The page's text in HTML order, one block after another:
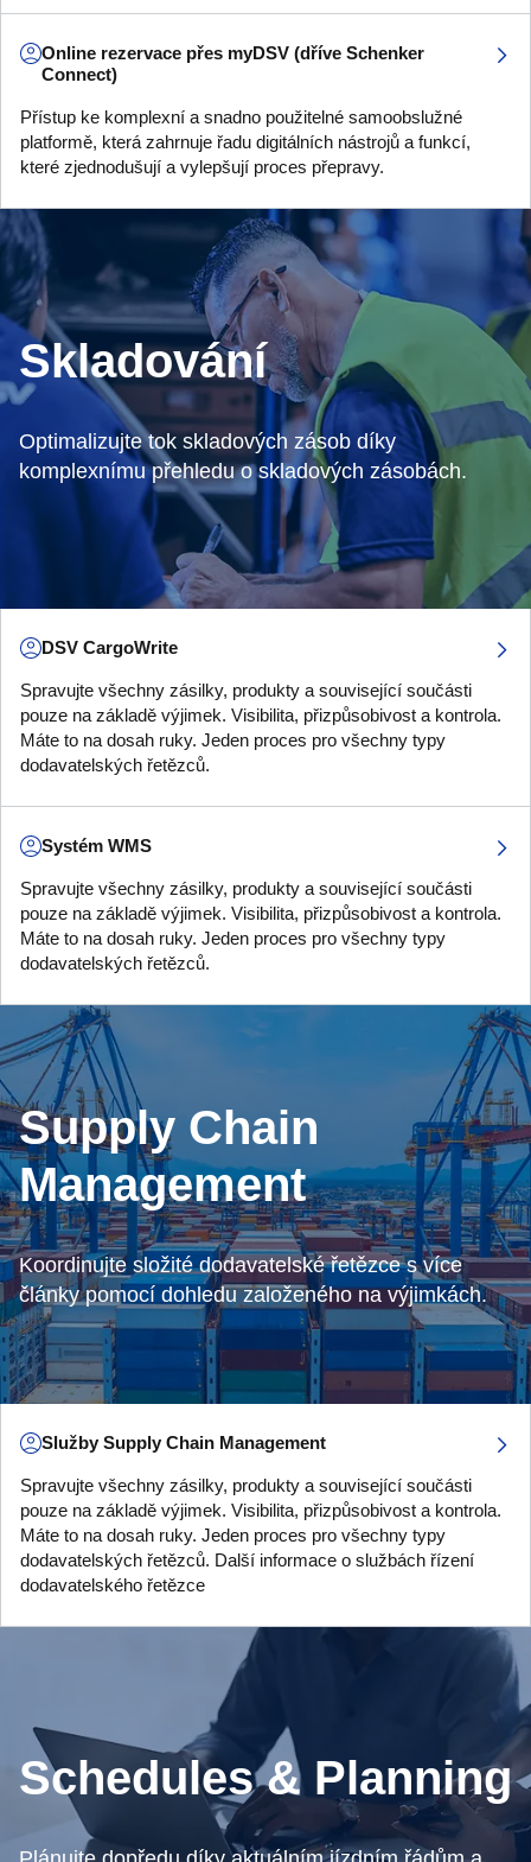
Online rezervace přes myDSV (dříve Schenker
Connect)
Přístup ke komplexní a snadno použitelné samoobslužné
platformě, která zahrnuje řadu digitálních nástrojů a funkcí,
které zjednodušují a vylepšují proces přepravy.
Skladování
Optimalizujte tok skladových zásob díky
komplexnímu přehledu o skladových zásobách.
DSV CargoWrite
Spravujte všechny zásilky, produkty a související součásti
pouze na základě výjimek. Visibilita, přizpůsobivost a kontrola.
Máte to na dosah ruky. Jeden proces pro všechny typy
dodavatelských řetězců.
Systém WMS
Spravujte všechny zásilky, produkty a související součásti
pouze na základě výjimek. Visibilita, přizpůsobivost a kontrola.
Máte to na dosah ruky. Jeden proces pro všechny typy
dodavatelských řetězců.
Supply Chain
Management
Koordinujte složité dodavatelské řetězce s více
články pomocí dohledu založeného na výjimkách.
Služby Supply Chain Management
Spravujte všechny zásilky, produkty a související součásti
pouze na základě výjimek. Visibilita, přizpůsobivost a kontrola.
Máte to na dosah ruky. Jeden proces pro všechny typy
dodavatelských řetězců. Další informace o službách řízení
dodavatelského řetězce
Schedules & Planning